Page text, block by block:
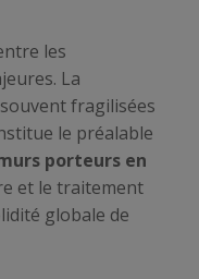
les
La
fragilisées
le préalable
porteurs en
et le traitement
globale de